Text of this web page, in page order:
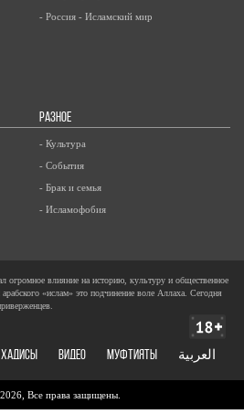
- Россия - Исламский мир
РАЗНОЕ
- Культура
- События
- Брак и семья
- Исламофобия
огромное влияние на историю, культуру и общественное
«ислам» это подчинение воле Аллаха. Сегодня
ХАДИСЫ ВИДЕО Муфтияты العربية
Все права защищены.